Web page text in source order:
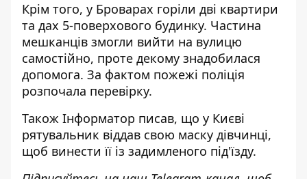
Крім того, у Броварах горіли дві квартири
та дах 5-поверхового будинку. Частина
мешканців змогли вийти на вулицю
самостійно, проте декому знадобилася
допомога. За фактом пожежі поліція
розпочала перевірку.
Також Інформатор писав, що у Києві
рятувальник віддав свою маску дівчинці,
щоб винести її із задимленого під'їзду.